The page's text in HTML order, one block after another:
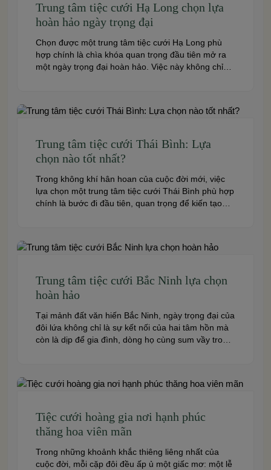
Trung tâm tiệc cưới Hạ Long chọn lựa
hoàn hảo ngày trọng đại
Chọn được một trung tâm tiệc cưới Hạ Long phù
hợp chính là chìa khóa quan trọng đầu tiên mở ra
một ngày trọng đại hoàn hảo. Việc này không chỉ
Trung tâm tiệc cưới Thái Bình: Lựa
chọn nào tốt nhất?
Trong không khí hân hoan của cuộc đời mới, việc
lựa chọn một trung tâm tiệc cưới Thái Bình phù hợp
chính là bước đi đầu tiên, quan trọng để kiến tạo
Trung tâm tiệc cưới Bắc Ninh lựa chọn
hoàn hảo
Tại mảnh đất văn hiến Bắc Ninh, ngày trọng đại của
đôi lứa không chỉ là sự kết nối của hai tâm hồn mà
còn là dịp để gia đình, dòng họ cùng sum vầy trong
Tiệc cưới hoàng gia nơi hạnh phúc
thăng hoa viên mãn
Trong những khoảnh khắc thiêng liêng nhất của
cuộc đời, mỗi cặp đôi đều ấp ủ một giấc mơ: một lễ